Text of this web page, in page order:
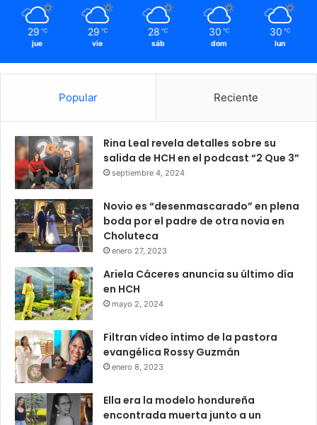
29 ℃
jue
29 ℃
vie
28 ℃
sáb
30 ℃
dom
30 ℃
lun
Popular Reciente
Rina Leal revela detalles sobre su
salida de HCH en el podcast “2 Que 3”
septiembre 4, 2024
Novio es “desenmascarado” en plena
boda por el padre de otra novia en
Choluteca
enero 27, 2023
Ariela Cáceres anuncia su último día
en HCH
mayo 2, 2024
Filtran vídeo íntimo de la pastora
evangélica Rossy Guzmán
enero 8, 2023
Ella era la modelo hondureña
encontrada muerta junto a un